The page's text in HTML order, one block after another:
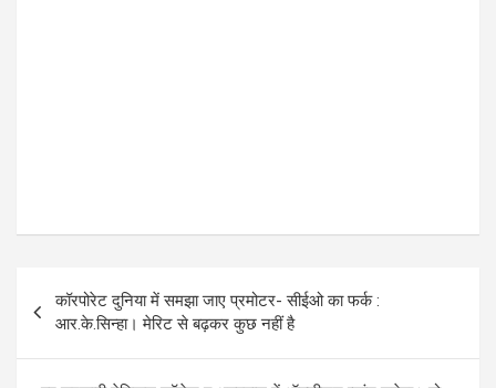
Post
navigation
कॉरपोरेट दुनिया में समझा जाए प्रमोटर- सीईओ का फर्क :
आर.के.सिन्हा। मेरिट से बढ़कर कुछ नहीं है